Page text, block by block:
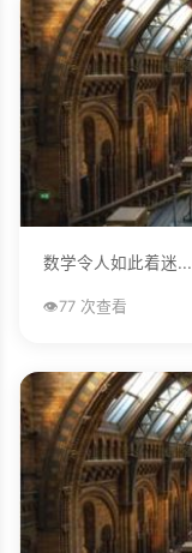
数学令人如此着迷...
👁️77 次查看